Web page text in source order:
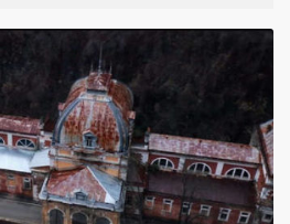
MAI MULT